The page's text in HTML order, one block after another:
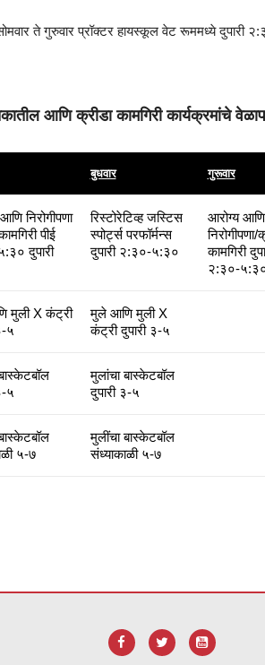
ते गुरुवार प्रॉक्टर हायस्कूल वेट रूममध्ये दुपारी
आणि क्रीडा कामगिरी कार्यक्रमांचे
बुधवार गुरूवार
निरोगीपणा
पीई
दुपारी
रिस्टोरेटिव्ह जस्टिस
स्पोर्ट्स परफॉर्मन्स
दुपारी २:३०-५:३०
आरोग्य आणि
निरोगीपणा/
कामगिरी
२:३०-
मुली X कंट्री
५
मुले आणि मुली X
कंट्री दुपारी ३-५
५
मुलांचा बास्केटबॉल
दुपारी ३-५
५-७
मुलींचा बास्केटबॉल
संध्याकाळी ५-७